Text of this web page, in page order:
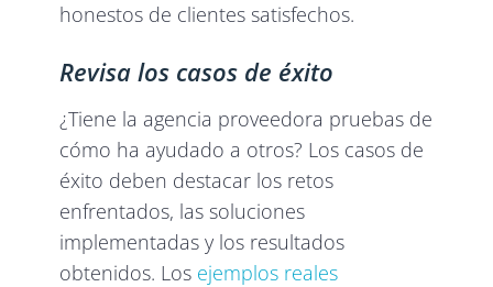
honestos de clientes satisfechos.
Revisa los casos de éxito
¿Tiene la agencia proveedora pruebas de
cómo ha ayudado a otros? Los casos de
éxito deben destacar los retos
enfrentados, las soluciones
implementadas y los resultados
obtenidos. Los ejemplos reales